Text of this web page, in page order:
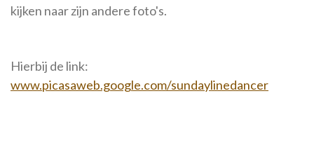
kijken naar zijn andere foto's.
Hierbij de link:
www.picasaweb.google.com/sundaylinedancer